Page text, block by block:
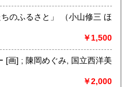
気軽にお尋ねください。
取も行っておりますので、
京メトロ半蔵門線 JR総武線
御茶ノ水駅徒歩9分
から18時まで
業日:12月28日から1月4日)
と」 （小山修三 ほ
￥1,500
￥2,000